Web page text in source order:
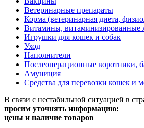
Ветеринарные препараты
Корма (ветеринарная диета,
Витамины, витаминизированные
Игрушки для кошек и собак
Уход
Наполнители
Послеоперационные воротники,
Амуниция
Средства для перевозки кошек и
В связи с нестабильной ситуацией в
просим уточнять информацию:
цены и наличие товаров